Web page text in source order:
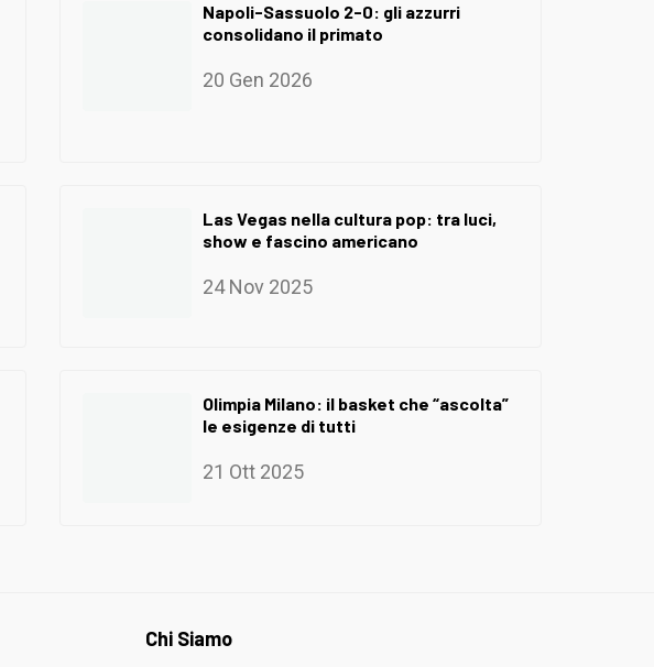
Napoli-Sassuolo 2-0: gli azzurri
consolidano il primato
20 Gen 2026
Las Vegas nella cultura pop: tra luci,
show e fascino americano
24 Nov 2025
Olimpia Milano: il basket che “ascolta”
le esigenze di tutti
21 Ott 2025
Chi Siamo